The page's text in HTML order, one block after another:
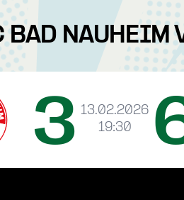
NAUHEIM
3 13.02.2026
19:30